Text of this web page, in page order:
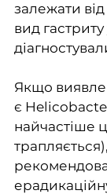
залежати
вид гастриту
Якщо
є
найчастіше